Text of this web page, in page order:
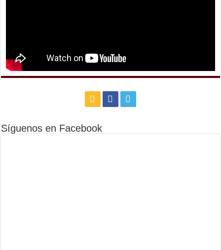
Síguenos en Facebook